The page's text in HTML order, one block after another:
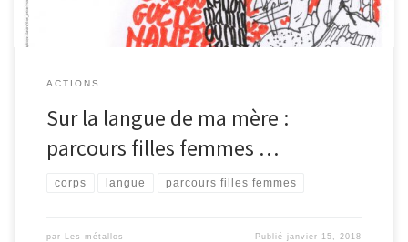
ACTIONS
Sur la langue de ma mère :
parcours filles femmes …
corps langue parcours filles femmes
par Les métallos Publiéjanvier 15, 2018